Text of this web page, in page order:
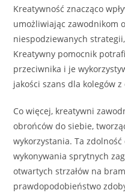
Kreatywność znacząco
umożliwiając zawodnikom
niespodziewanych
Kreatywny pomocnik
przeciwnika i je
jakości szans dla kolegów
Co więcej, kreatywni
obrońców do siebie,
wykorzystania. Ta
wykonywania sprytnych
otwartych strzałów na
prawdopodobieństwo